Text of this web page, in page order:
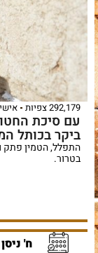
292,179 צפיות
עם סיכת
ביקר בכותל
התפלל, הטמין פתק
בטרור.
ח'